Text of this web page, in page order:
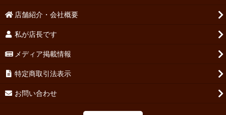
店舗紹介・会社概要
私が店長です
メディア掲載情報
特定商取引法表示
お問い合わせ